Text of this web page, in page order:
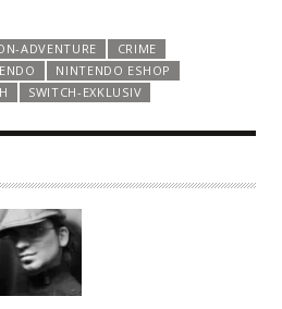
ADVENTURE
CRIME
NINTENDO ESHOP
SWITCH-EXKLUSIV